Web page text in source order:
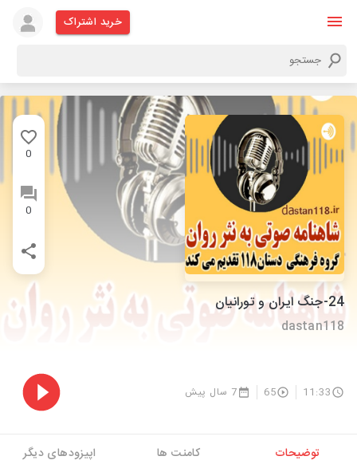
خرید اشتراک
0
0
24-جنگ ایران و تورانیان
dastan118
11:33
65 7 سال پیش
توضیحات کامنت ها اپیزودهای دیگر